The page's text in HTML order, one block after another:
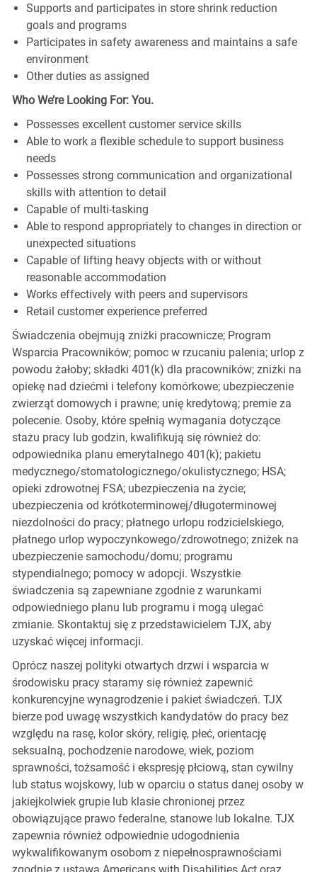
Supports and participates in store shrink reduction
goals and programs
Participates in safety awareness and maintains a safe
environment
Other duties as assigned
Who We’re Looking For: You.
Possesses excellent customer service skills
Able to work a flexible schedule to support business
needs
Possesses strong communication and organizational
skills with attention to detail
Capable of multi-tasking
Able to respond appropriately to changes in direction or
unexpected situations
Capable of lifting heavy objects with or without
reasonable accommodation
Works effectively with peers and supervisors
Retail customer experience preferred
Świadczenia obejmują zniżki pracownicze; Program
Wsparcia Pracowników; pomoc w rzucaniu palenia; urlop z
powodu żałoby; składki 401(k) dla pracowników; zniżki na
opiekę nad dziećmi i telefony komórkowe; ubezpieczenie
zwierząt domowych i prawne; unię kredytową; premie za
polecenie. Osoby, które spełnią wymagania dotyczące
stażu pracy lub godzin, kwalifikują się również do:
odpowiednika planu emerytalnego 401(k); pakietu
medycznego/stomatologicznego/okulistycznego; HSA;
opieki zdrowotnej FSA; ubezpieczenia na życie;
ubezpieczenia od krótkoterminowej/długoterminowej
niezdolności do pracy; płatnego urlopu rodzicielskiego,
płatnego urlop wypoczynkowego/zdrowotnego; zniżek na
ubezpieczenie samochodu/domu; programu
stypendialnego; pomocy w adopcji. Wszystkie
świadczenia są zapewniane zgodnie z warunkami
odpowiedniego planu lub programu i mogą ulegać
zmianie. Skontaktuj się z przedstawicielem TJX, aby
uzyskać więcej informacji.
Oprócz naszej polityki otwartych drzwi i wsparcia w
środowisku pracy staramy się również zapewnić
konkurencyjne wynagrodzenie i pakiet świadczeń. TJX
bierze pod uwagę wszystkich kandydatów do pracy bez
względu na rasę, kolor skóry, religię, płeć, orientację
seksualną, pochodzenie narodowe, wiek, poziom
sprawności, tożsamość i ekspresję płciową, stan cywilny
lub status wojskowy, lub w oparciu o status danej osoby w
jakiejkolwiek grupie lub klasie chronionej przez
obowiązujące prawo federalne, stanowe lub lokalne. TJX
zapewnia również odpowiednie udogodnienia
wykwalifikowanym osobom z niepełnosprawnościami
zgodnie z ustawą Americans with Disabilities Act oraz